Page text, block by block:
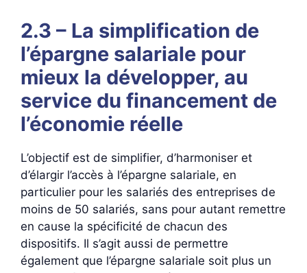
2.3 – La simplification de
l’épargne salariale pour
mieux la développer, au
service du financement de
l’économie réelle
L’objectif est de simplifier, d’harmoniser et
d’élargir l’accès à l’épargne salariale, en
particulier pour les salariés des entreprises de
moins de 50 salariés, sans pour autant remettre
en cause la spécificité de chacun des
dispositifs. Il s’agit aussi de permettre
également que l’épargne salariale soit plus un